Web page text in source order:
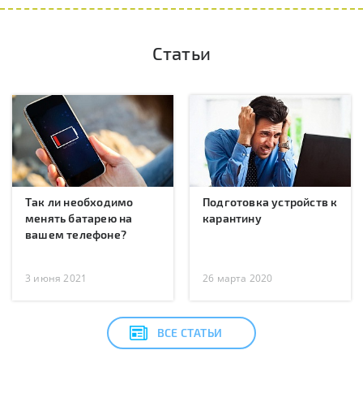
Статьи
Так ли необходимо
менять батарею на
вашем телефоне?
3 июня 2021
Подготовка устройств к
карантину
26 марта 2020
ВСЕ СТАТЬИ